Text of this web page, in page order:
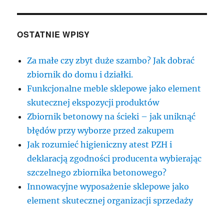
OSTATNIE WPISY
Za małe czy zbyt duże szambo? Jak dobrać
zbiornik do domu i działki.
Funkcjonalne meble sklepowe jako element
skutecznej ekspozycji produktów
Zbiornik betonowy na ścieki – jak uniknąć
błędów przy wyborze przed zakupem
Jak rozumieć higieniczny atest PZH i
deklaracją zgodności producenta wybierając
szczelnego zbiornika betonowego?
Innowacyjne wyposażenie sklepowe jako
element skutecznej organizacji sprzedaży